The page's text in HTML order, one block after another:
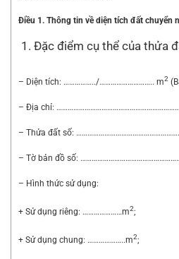
Điều 1. Thông tin về diện tích đất chuyển
Đặc điểm cụ thể của thửa
– Diện tích: ……………../……………………….. m2
– Địa chỉ:
– Thửa đất số:
– Tờ bản đồ số:
– Hình thức sử dụng:
+ Sử dụng riêng: …………………m2;
+ Sử dụng chung: ………………..m2;